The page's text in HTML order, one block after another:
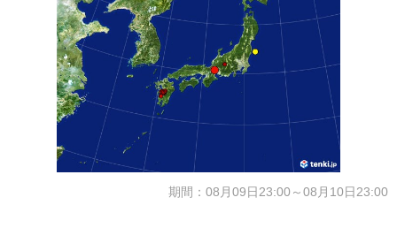
期間：08月09日23:00～08月10日23:00